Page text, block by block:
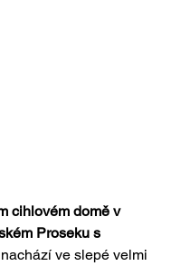
cihlovém domě v
Proseku s
ve slepé velmi